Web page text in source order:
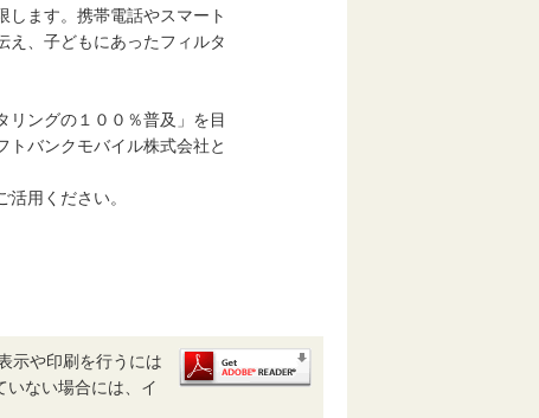
ます。携帯電話やスマート
え、子どもにあったフィルタ
ングの１００％普及」を目
トバンクモバイル株式会社と
用ください。
示や印刷を行うには
いない場合には、イ